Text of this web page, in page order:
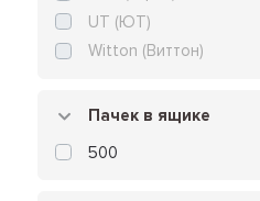
UT (ЮТ)
Witton (Виттон)
Пачек в ящике
500